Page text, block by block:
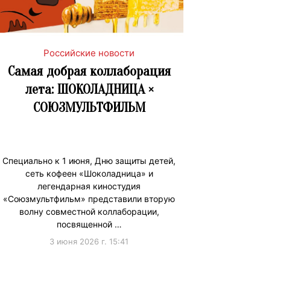
Российские новости
Самая добрая коллаборация
лета: ШОКОЛАДНИЦА ×
СОЮЗМУЛЬТФИЛЬМ
Специально к 1 июня, Дню защиты детей,
сеть кофеен «Шоколадница» и
легендарная киностудия
«Союзмультфильм» представили вторую
волну совместной коллаборации,
посвященной …
3 июня 2026 г. 15:41